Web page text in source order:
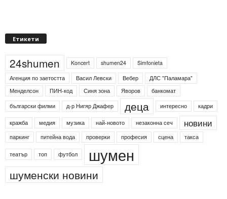
Етикети
24shumen Koncert shumen24
Simfonieta
Агенция по заетостта
Васил Левски Вебер
ДЛС "Паламара"
Менделсон
ПИН-код Синя зона Яворов
банкомат
български филми
д-р Нигяр Джафер деца интересно кадри
кражба медия музика най-новото незаконна сеч новини
паркинг питейна вода проверки професия сцена такса
театър топ футбол шумен
шуменски новини